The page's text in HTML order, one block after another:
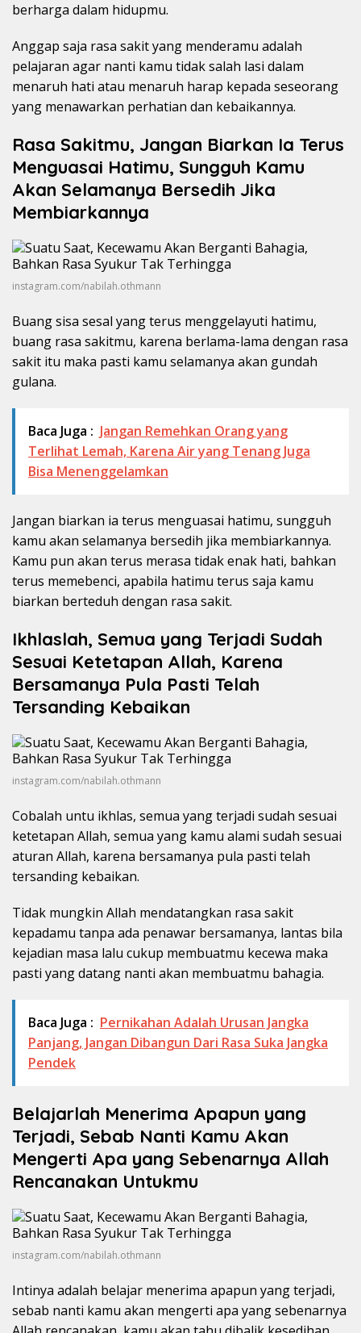
berharga dalam hidupmu.
Anggap saja rasa sakit yang menderamu adalah
pelajaran agar nanti kamu tidak salah lasi dalam
menaruh hati atau menaruh harap kepada seseorang
yang menawarkan perhatian dan kebaikannya.
Rasa Sakitmu, Jangan Biarkan Ia Terus
Menguasai Hatimu, Sungguh Kamu
Akan Selamanya Bersedih Jika
Membiarkannya
instagram.com/nabilah.othmann
Buang sisa sesal yang terus menggelayuti hatimu,
buang rasa sakitmu, karena berlama-lama dengan rasa
sakit itu maka pasti kamu selamanya akan gundah
gulana.
Baca Juga : Jangan Remehkan Orang yang
Terlihat Lemah, Karena Air yang Tenang Juga
Bisa Menenggelamkan
Jangan biarkan ia terus menguasai hatimu, sungguh
kamu akan selamanya bersedih jika membiarkannya.
Kamu pun akan terus merasa tidak enak hati, bahkan
terus memebenci, apabila hatimu terus saja kamu
biarkan berteduh dengan rasa sakit.
Ikhlaslah, Semua yang Terjadi Sudah
Sesuai Ketetapan Allah, Karena
Bersamanya Pula Pasti Telah
Tersanding Kebaikan
instagram.com/nabilah.othmann
Cobalah untu ikhlas, semua yang terjadi sudah sesuai
ketetapan Allah, semua yang kamu alami sudah sesuai
aturan Allah, karena bersamanya pula pasti telah
tersanding kebaikan.
Tidak mungkin Allah mendatangkan rasa sakit
kepadamu tanpa ada penawar bersamanya, lantas bila
kejadian masa lalu cukup membuatmu kecewa maka
pasti yang datang nanti akan membuatmu bahagia.
Baca Juga : Pernikahan Adalah Urusan Jangka
Panjang, Jangan Dibangun Dari Rasa Suka Jangka
Pendek
Belajarlah Menerima Apapun yang
Terjadi, Sebab Nanti Kamu Akan
Mengerti Apa yang Sebenarnya Allah
Rencanakan Untukmu
instagram.com/nabilah.othmann
Intinya adalah belajar menerima apapun yang terjadi,
sebab nanti kamu akan mengerti apa yang sebenarnya